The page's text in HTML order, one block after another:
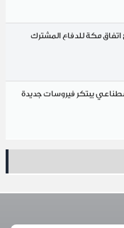
المشترك
فيروسات جديدة